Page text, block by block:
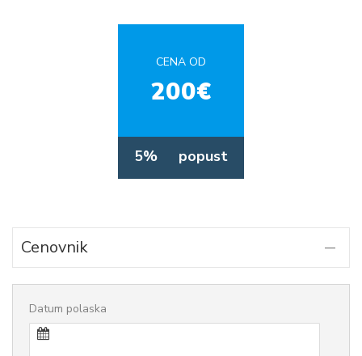
CENA OD
200€
5% popust
Cenovnik
Datum polaska